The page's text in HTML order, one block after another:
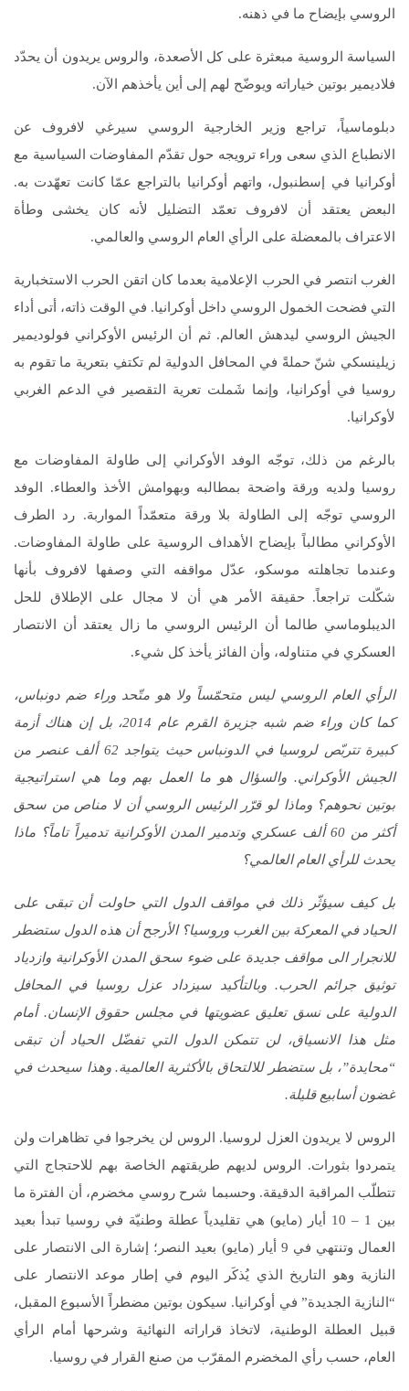
الروسي بإيضاح ما في ذهنه.
السياسة الروسية مبعثرة على كل الأصعدة، والروس يريدون أن يحدّد
فلاديمير بوتين خياراته ويوضّح لهم إلى أين يأخذهم الآن.
دبلوماسياً، تراجع وزير الخارجية الروسي سيرغي لافروف عن
الانطباع الذي سعى وراء ترويجه حول تقدّم المفاوضات السياسية مع
أوكرانيا في إسطنبول، واتهم أوكرانيا بالتراجع عمّا كانت تعهّدت به.
البعض يعتقد أن لافروف تعمّد التضليل لأنه كان يخشى وطأة
الاعتراف بالمعضلة على الرأي العام الروسي والعالمي.
الغرب انتصر في الحرب الإعلامية بعدما كان اتقن الحرب الاستخبارية
التي فضحت الخمول الروسي داخل أوكرانيا. في الوقت ذاته، أتى أداء
الجيش الروسي ليدهش العالم. ثم أن الرئيس الأوكراني فولوديمير
زيلينسكي شنّ حملةً في المحافل الدولية لم تكتفِ بتعرية ما تقوم به
روسيا في أوكرانيا، وإنما شَملت تعرية التقصير في الدعم الغربي
لأوكرانيا.
بالرغم من ذلك، توجّه الوفد الأوكراني إلى طاولة المفاوضات مع
روسيا ولديه ورقة واضحة بمطالبه وبهوامش الأخذ والعطاء. الوفد
الروسي توجّه إلى الطاولة بلا ورقة متعمّداً المواربة. رد الطرف
الأوكراني مطالباً بإيضاح الأهداف الروسية على طاولة المفاوضات.
وعندما تجاهلته موسكو، عدّل مواقفه التي وصفها لافروف بأنها
شكّلت تراجعاً. حقيقة الأمر هي أن لا مجال على الإطلاق للحل
الديبلوماسي طالما أن الرئيس الروسي ما زال يعتقد أن الانتصار
العسكري في متناوله، وأن الفائز يأخذ كل شيء.
الرأي العام الروسي ليس متحمّساً ولا هو متّحد وراء ضم دونباس،
كما كان وراء ضم شبه جزيرة القرم عام 2014، بل إن هناك أزمة
كبيرة تتربّص لروسيا في الدونباس حيث يتواجد 62 ألف عنصر من
الجيش الأوكراني. والسؤال هو ما العمل بهم وما هي استراتيجية
بوتين نحوهم؟ وماذا لو قرّر الرئيس الروسي أن لا مناص من سحق
أكثر من 60 ألف عسكري وتدمير المدن الأوكرانية تدميراً تاماً؟ ماذا
يحدث للرأي العام العالمي؟
بل كيف سيؤثّر ذلك في مواقف الدول التي حاولت أن تبقى على
الحياد في المعركة بين الغرب وروسيا؟ الأرجح أن هذه الدول ستضطر
للانجرار الى مواقف جديدة على ضوء سحق المدن الأوكرانية وازدياد
توثيق جرائم الحرب. وبالتأكيد سيزداد عزل روسيا في المحافل
الدولية على نسق تعليق عضويتها في مجلس حقوق الإنسان. أمام
مثل هذا الانسياق، لن تتمكن الدول التي تفضّل الحياد أن تبقى
“محايدة”، بل ستضطر للالتحاق بالأكثرية العالمية. وهذا سيحدث في
غضون أسابيع قليلة.
الروس لا يريدون العزل لروسيا. الروس لن يخرجوا في تظاهرات ولن
يتمردوا بثورات. الروس لديهم طريقتهم الخاصة بهم للاحتجاج التي
تتطلّب المراقبة الدقيقة. وحسبما شرح روسي مخضرم، أن الفترة ما
بين 1 – 10 أيار (مايو) هي تقليدياً عطلة وطنيّة في روسيا تبدأ بعيد
العمال وتنتهي في 9 أيار (مايو) بعيد النصر؛ إشارة الى الانتصار على
النازية وهو التاريخ الذي يُذكَر اليوم في إطار موعد الانتصار على
“النازية الجديدة” في أوكرانيا. سيكون بوتين مضطراً الأسبوع المقبل،
قبيل العطلة الوطنية، لاتخاذ قراراته النهائية وشرحها أمام الرأي
العام، حسب رأي المخضرم المقرّب من صنع القرار في روسيا.